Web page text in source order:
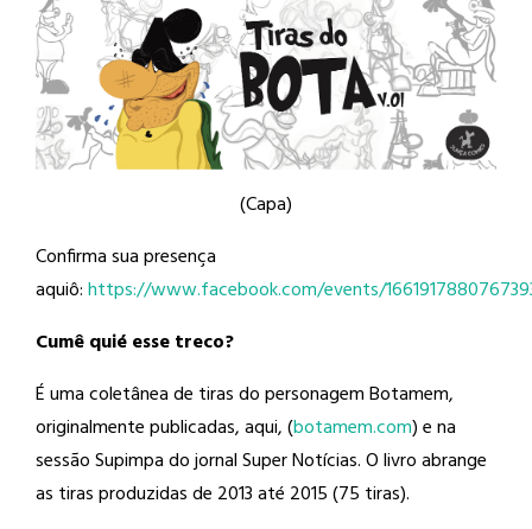
(Capa)
Confirma sua presença
aquiô:https://www.facebook.com/events/
Cumê quié esse treco?
É uma coletânea de tiras do personagem Botamem,
originalmente publicadas, aqui, (botamem.com) e na
sessão Supimpa do jornal Super Notícias. O livro abrange
as tiras produzidas de 2013 até 2015 (75 tiras).